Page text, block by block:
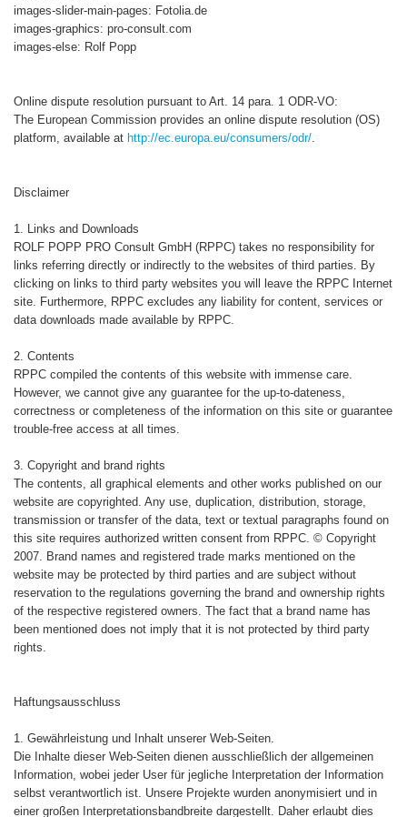
images-slider-main-pages: Fotolia.de
images-graphics: pro-consult.com
images-else: Rolf Popp
Online dispute resolution pursuant to Art. 14 para. 1 ODR-VO:
The European Commission provides an online dispute resolution (OS)
platform, available at http://ec.europa.eu/consumers/odr/
Disclaimer
1. Links and Downloads
ROLF POPP PRO Consult GmbH (RPPC) takes no responsibility for
links referring directly or indirectly to the websites of third parties. By
clicking on links to third party websites you will leave the RPPC Internet
site. Furthermore, RPPC excludes any liability for content, services or
data downloads made available by RPPC.
2. Contents
RPPC compiled the contents of this website with immense care.
However, we cannot give any guarantee for the up-to-dateness,
correctness or completeness of the information on this site or guarantee
trouble-free access at all times.
3. Copyright and brand rights
The contents, all graphical elements and other works published on our
website are copyrighted. Any use, duplication, distribution, storage,
transmission or transfer of the data, text or textual paragraphs found on
this site requires authorized written consent from RPPC. © Copyright
2007. Brand names and registered trade marks mentioned on the
website may be protected by third parties and are subject without
reservation to the regulations governing the brand and ownership rights
of the respective registered owners. The fact that a brand name has
been mentioned does not imply that it is not protected by third party
rights.
Haftungsausschluss
1. Gewährleistung und Inhalt unserer Web-Seiten.
Die Inhalte dieser Web-Seiten dienen ausschließlich der allgemeinen
Information, wobei jeder User für jegliche Interpretation der Information
selbst verantwortlich ist. Unsere Projekte wurden anonymisiert und in
einer großen Interpretationsbandbreite dargestellt. Daher erlaubt dies